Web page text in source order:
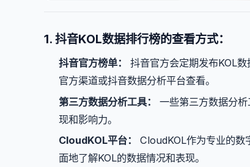
1. 抖音KOL数据排行榜的查看方式：
抖音官方榜单：
抖音官方会定期发布KOL
官方渠道或抖音数据分析平台查看。
第三方数据分析工具：
一些第三方数据分
现和影响力。
CloudKOL平台：
CloudKOL作为专业的数
面地了解KOL的数据情况和表现。